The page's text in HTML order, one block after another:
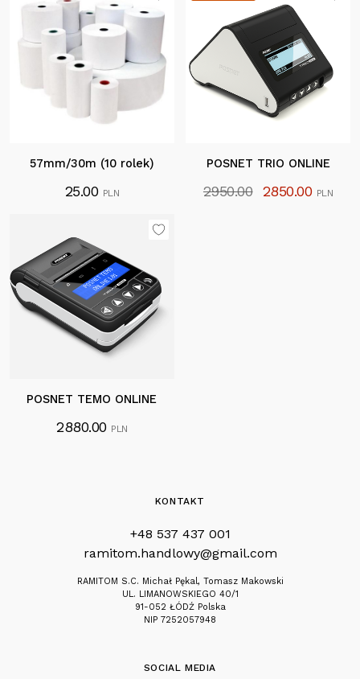
57mm/30m (10 rolek)
25.00 PLN
POSNET TRIO ONLINE
2950.00 2850.00 PLN
POSNET TEMO ONLINE
2880.00 PLN
KONTAKT
+48 537 437 001
ramitom.handlowy@gmail.com
RAMITOM S.C. Michał Pękal, Tomasz Makowski
UL. LIMANOWSKIEGO 40/1
91-052 ŁÓDŹ Polska
NIP 7252057948
SOCIAL MEDIA